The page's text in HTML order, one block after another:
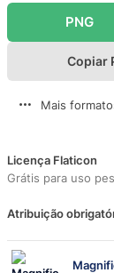
PNG
Copiar
Mais
Licença Flaticon
Grátis para uso
Atribuição